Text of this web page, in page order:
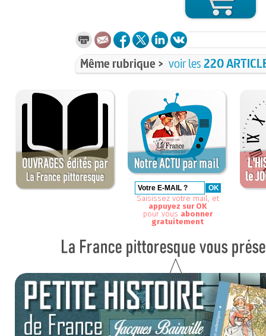
Même rubrique > voir les220
Saisissez votre mail, et
appuyez sur OK
pour vous abonner
gratuitement